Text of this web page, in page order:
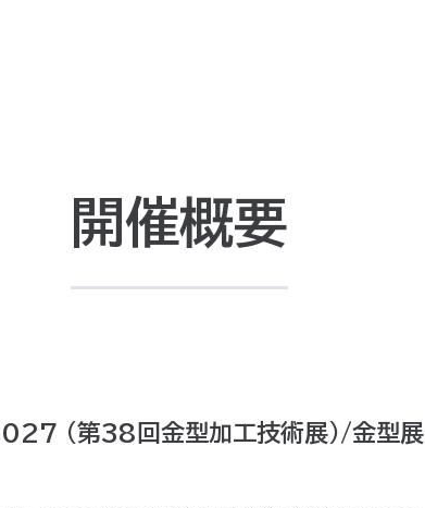
開催概要
(第38回金型加工技術展)/金型展